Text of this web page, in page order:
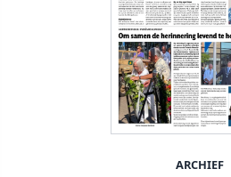
ARCHIEF